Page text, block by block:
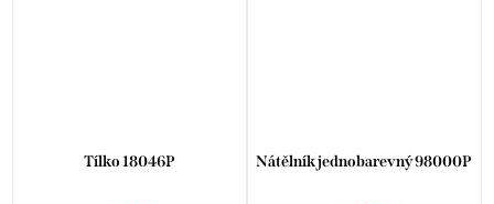
Tílko 18046P Nátělník jednobarevný 98000P